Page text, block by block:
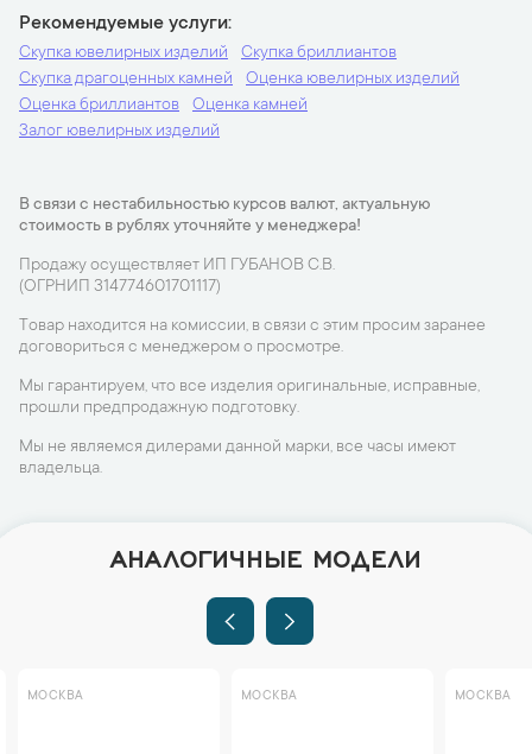
Рекомендуемые услуги
Скупка ювелирных изделий
Скупка бриллиантов
Скупка драгоценных камней
Оценка ювелирных изделий
Оценка бриллиантов
Оценка камней
Залог ювелирных изделий
В связи с нестабильностью курсов валют, актуальную
стоимость в рублях уточняйте у менеджера!
Продажу осуществляет ИП ГУБАНОВ С.В.
(ОГРНИП 314774601701117)
Товар находится на комиссии, в связи с этим просим заранее
договориться с менеджером о просмотре.
Мы гарантируем, что все изделия оригинальные, исправные,
прошли предпродажную подготовку.
Мы не являемся дилерами данной марки, все часы имеют
владельца.
АНАЛОГИЧНЫЕ МОДЕЛИ
МОСКВА МОСКВА МОСКВА